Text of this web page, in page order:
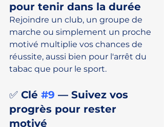
pour tenir dans la durée
Rejoindre un club, un groupe de
marche ou simplement un proche
motivé multiplie vos chances de
réussite, aussi bien pour l'arrêt du
tabac que pour le sport.
✅ Clé #9 — Suivez vos
progrès pour rester
motivé